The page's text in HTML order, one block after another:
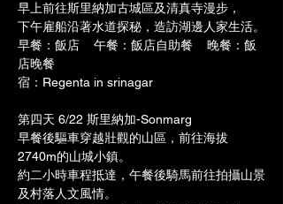
早上前往斯里納加古城區及清真寺漫步，
下午雇船沿著水道探秘，造訪湖邊人家生活。
早餐：飯店    午餐：飯店自助餐    晚餐：飯
店晚餐
宿：Regenta in srinagar
第四天 6/22 斯里納加-Sonmarg
早餐後驅車穿越壯觀的山區，前往海拔
2740m的山城小鎮。
約二小時車程抵達，午餐後騎馬前往拍攝山景
及村落人文風情。